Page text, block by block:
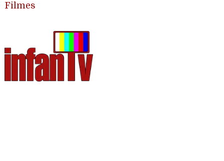
Filmes